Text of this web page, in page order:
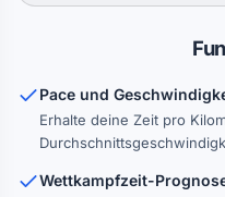
Pace und
Erhalte deine Zeit pro
Wettkampfzeit-